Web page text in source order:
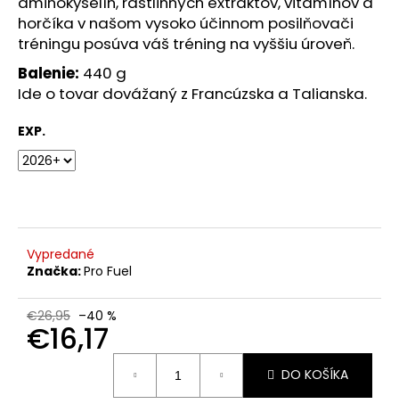
horčíka v našom vysoko účinnom posilňovači
tréningu posúva váš tréning na vyššiu úroveň.
Balenie: 440 g
Ide o tovar dovážaný z Francúzska a Talianska.
EXP.
Vypredané
Značka:Pro Fuel
€26,95 –40 %
€16,17
DO KOŠÍKA
e
NZ
DERMOCOSMETICS
ROSACEA
DERMOKOZMETICKÝ
NA
REDUKCIU
CIEVOK
€9,99